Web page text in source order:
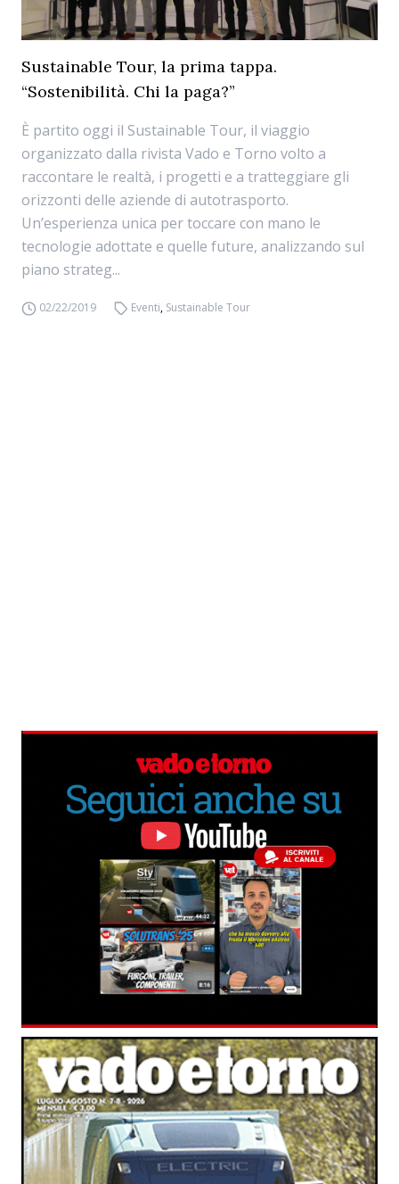
Sustainable Tour, la prima tappa.
“Sostenibilità. Chi la paga?”
È partito oggi il Sustainable Tour, il viaggio
organizzato dalla rivista Vado e Torno volto a
raccontare le realtà, i progetti e a tratteggiare gli
orizzonti delle aziende di autotrasporto.
Un’esperienza unica per toccare con mano le
tecnologie adottate e quelle future, analizzando sul
piano strateg...
02/22/2019 Eventi, Sustainable Tour